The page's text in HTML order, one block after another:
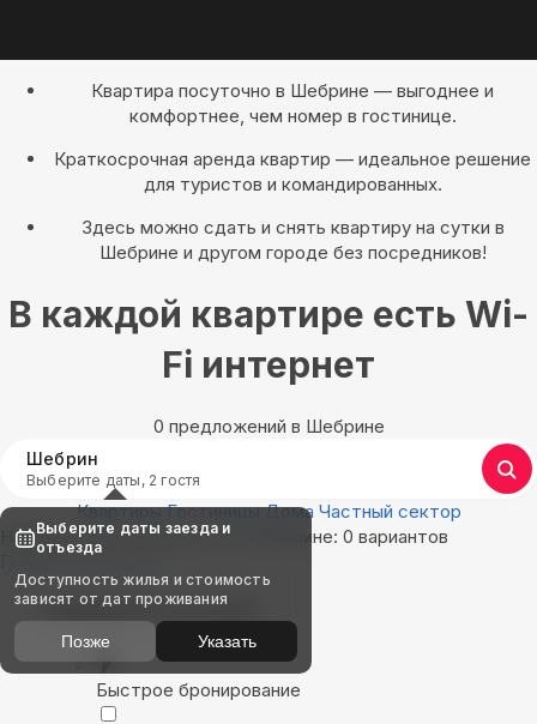
Квартира посуточно в Шебрине — выгоднее и
комфортнее, чем номер в гостинице.
Краткосрочная аренда квартир — идеальное решение
для туристов и командированных.
Здесь можно сдать и снять квартиру на сутки в
Шебрине и другом городе без посредников!
В каждой квартире есть Wi-
Fi интернет
0 предложений в Шебрине
Шебрин
Выберите даты, 2 гостя
Квартиры Гостиницы Дома Частный сектор
Найдём, где остановиться в Шебрине: 0 вариантов
Показать на карте
Выбирайте лучшее
Быстрое бронирование
Выберите даты заезда и
отъезда
Доступность жилья и стоимость
зависят от дат проживания
Позже Указать